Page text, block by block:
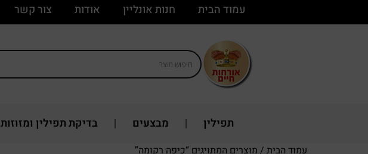
עמוד הבית חנות אונליין אודות צור קשר
תפילין מבצעים בדיקת תפילין ומזוזות
עמוד הבית / מוצרים המתויגים “כיפה רקומה”